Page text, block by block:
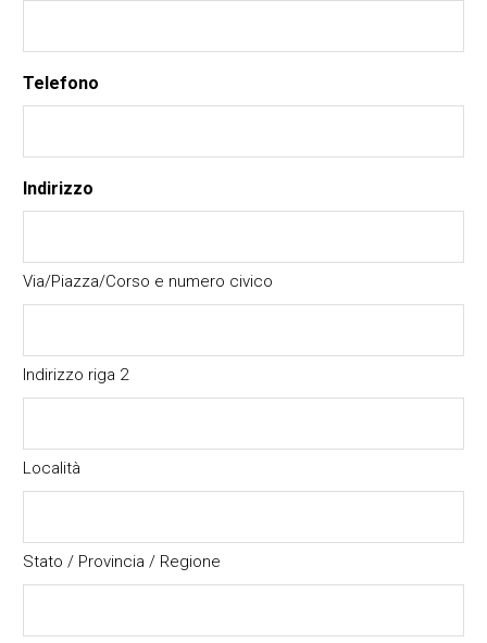
Telefono
Indirizzo
Via/Piazza/Corso e numero civico
Indirizzo riga 2
Località
Stato / Provincia / Regione